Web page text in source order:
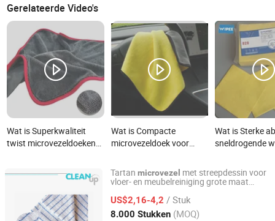
Gerelateerde Video's
Wat is Superkwaliteit
twist microvezeldoeken
Wat is Compacte
microvezeldoek voor
autoverzorging gebruik
Wat is Sterke
sneldrogende
herbruikbaar
Tartan microvezel met streepdessin voor
vloer- en meubelreiniging grote maat
US$2,16-4,2 / Stuk
8.000 Stukken (MOQ)
CLEANUP Industrial & Trading Co., Ltd.
Zhejiang, China Sinds 2019